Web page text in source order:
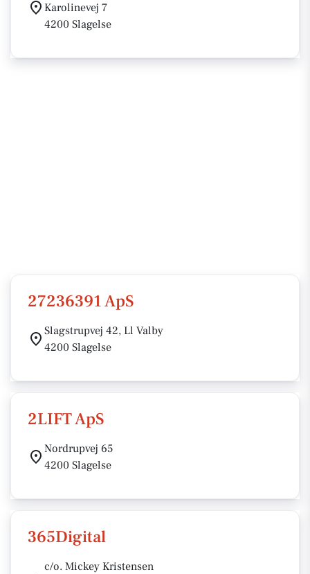
Karolinevej 7
4200 Slagelse
27236391 ApS
Slagstrupvej 42, Ll Valby
4200 Slagelse
2LIFT ApS
Nordrupvej 65
4200 Slagelse
365Digital
c/o. Mickey Kristensen